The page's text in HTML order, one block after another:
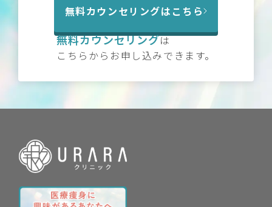
無料カウンセリングはこちら
無料カウンセリングは
こちらからお申し込みできます。